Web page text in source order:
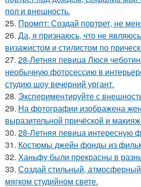
пол и внешность.
25. Промпт: Создай портрет, не
26. Да, я признаюсь, что не
визажистом и стилистом по
27. 28-Летняя певица Люся
необычную фотосессию в
студию шоу вечерний ургант.
28. Экспериментируйте с
29. На фотографии изображена
выразительной причёской и
30. 28-Летняя певица интересную
31. Костюмы джейн фонды из
32. Ханьфу были прекрасны в
33. Создай стильный,
мягком студийном свете.